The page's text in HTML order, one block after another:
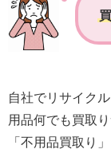
自社でリサイク
用品何でも買取
「不用品買取り